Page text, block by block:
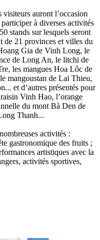
auront l’occasion
à diverses activités
stands sur lesquels seront
de 21 provinces et villes du
Gia de Vinh Long, le
de Long An, le litchi de
les mangues Hoa Lôc de
mangoustan de Lai Thieu,
et d’autres présentés pour
Vinh Hao, l’orange
du mont Bà Den de
Thanh...
activités :
gastronomique des fruits ;
artistiques avec la
activités sportives,